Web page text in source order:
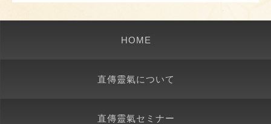
HOME
直傳靈氣について
直傳靈氣セミナー